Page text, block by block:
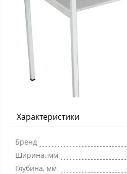
Характеристики
Бренд
Ширина, мм
Глубина, мм